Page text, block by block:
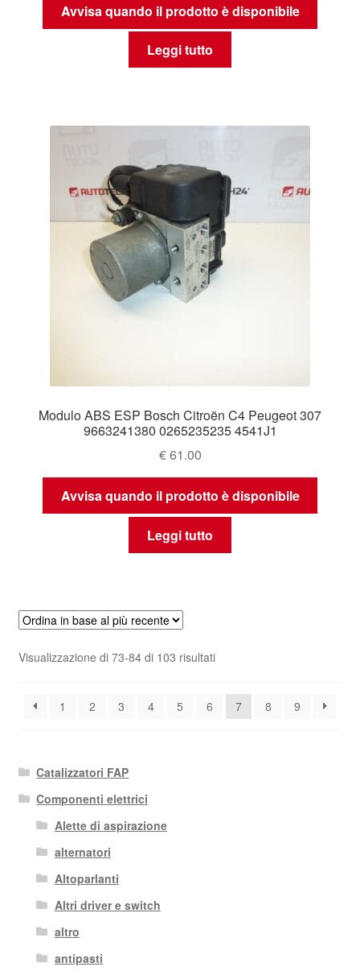
Avvisa quando il prodotto è disponibile
Leggi tutto
Modulo ABS ESP Bosch Citroën C4 Peugeot 307
9663241380 0265235235 4541J1
€61.00
Avvisa quando il prodotto è disponibile
Leggi tutto
Visualizzazione di 73-84 di 103 risultatiOrdina
base
1 2 3 4 5 6 7 8 9
Catalizzatori FAP
Componenti elettrici
Alette di aspirazione
alternatori
Altoparlanti
Altri driver e switch
altro
antipasti